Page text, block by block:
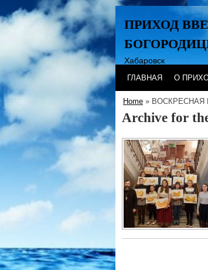
ПРИХОД
Хабаровск
ГЛАВНАЯ О
Home » ВОСКРЕСНАЯ
Archive for